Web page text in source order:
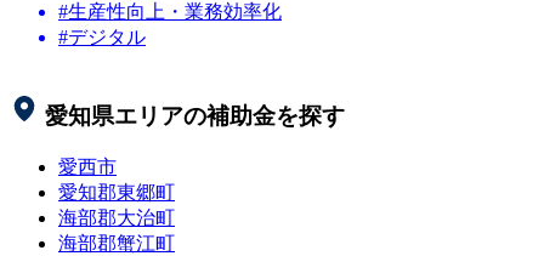
#生産性向上・業務効率化
#デジタル
愛知県エリアの補助金を探す
愛西市
愛知郡東郷町
海部郡大治町
海部郡蟹江町